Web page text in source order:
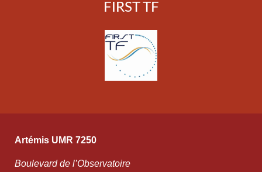
FIRST TF
Artémis UMR 7250
Boulevard de l’Observatoire